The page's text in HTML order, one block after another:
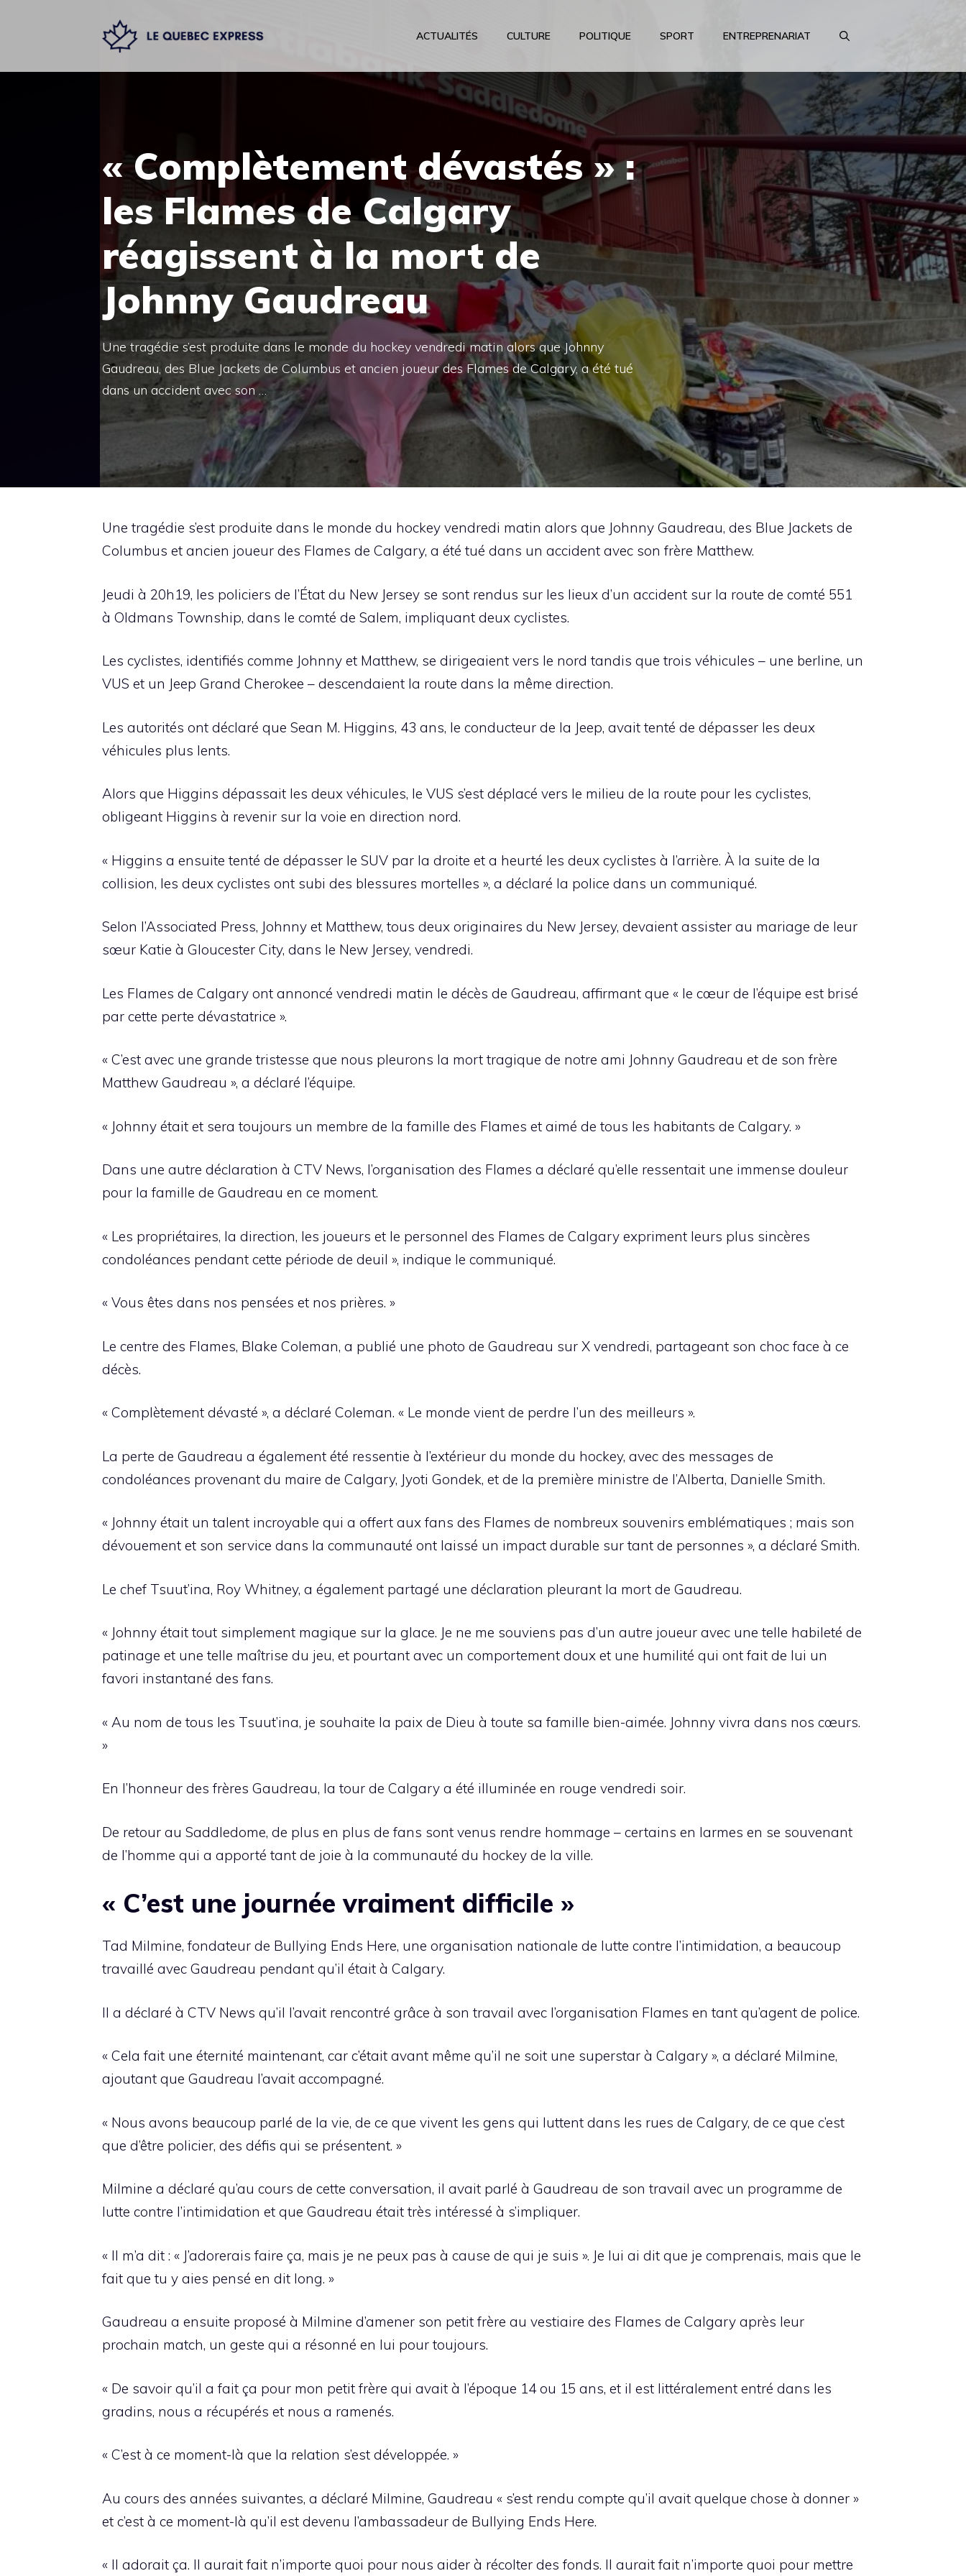
ACTUALITÉS CULTURE POLITIQUE SPORT ENTREPRENARIAT
« Complètement dévastés » :
les Flames de Calgary
réagissent à la mort de
Johnny Gaudreau
Une tragédie s’est produite dans le monde du hockey vendredi matin alors que Johnny
Gaudreau, des Blue Jackets de Columbus et ancien joueur des Flames de Calgary, a été tué
dans un accident avec son …
Une tragédie s’est produite dans le monde du hockey vendredi matin alors que Johnny Gaudreau, des Blue Jackets de
Columbus et ancien joueur des Flames de Calgary, a été tué dans un accident avec son frère Matthew.
Jeudi à 20h19, les policiers de l’État du New Jersey se sont rendus sur les lieux d’un accident sur la route de comté 551
à Oldmans Township, dans le comté de Salem, impliquant deux cyclistes.
Les cyclistes, identifiés comme Johnny et Matthew, se dirigeaient vers le nord tandis que trois véhicules – une berline, un
VUS et un Jeep Grand Cherokee – descendaient la route dans la même direction.
Les autorités ont déclaré que Sean M. Higgins, 43 ans, le conducteur de la Jeep, avait tenté de dépasser les deux
véhicules plus lents.
Alors que Higgins dépassait les deux véhicules, le VUS s’est déplacé vers le milieu de la route pour les cyclistes,
obligeant Higgins à revenir sur la voie en direction nord.
« Higgins a ensuite tenté de dépasser le SUV par la droite et a heurté les deux cyclistes à l’arrière. À la suite de la
collision, les deux cyclistes ont subi des blessures mortelles », a déclaré la police dans un communiqué.
Selon l’Associated Press, Johnny et Matthew, tous deux originaires du New Jersey, devaient assister au mariage de leur
sœur Katie à Gloucester City, dans le New Jersey, vendredi.
Les Flames de Calgary ont annoncé vendredi matin le décès de Gaudreau, affirmant que « le cœur de l’équipe est brisé
par cette perte dévastatrice ».
« C’est avec une grande tristesse que nous pleurons la mort tragique de notre ami Johnny Gaudreau et de son frère
Matthew Gaudreau », a déclaré l’équipe.
« Johnny était et sera toujours un membre de la famille des Flames et aimé de tous les habitants de Calgary. »
Dans une autre déclaration à CTV News, l’organisation des Flames a déclaré qu’elle ressentait une immense douleur
pour la famille de Gaudreau en ce moment.
« Les propriétaires, la direction, les joueurs et le personnel des Flames de Calgary expriment leurs plus sincères
condoléances pendant cette période de deuil », indique le communiqué.
« Vous êtes dans nos pensées et nos prières. »
Le centre des Flames, Blake Coleman, a publié une photo de Gaudreau sur X vendredi, partageant son choc face à ce
décès.
« Complètement dévasté », a déclaré Coleman. « Le monde vient de perdre l’un des meilleurs ».
La perte de Gaudreau a également été ressentie à l’extérieur du monde du hockey, avec des messages de
condoléances provenant du maire de Calgary, Jyoti Gondek, et de la première ministre de l’Alberta, Danielle Smith.
« Johnny était un talent incroyable qui a offert aux fans des Flames de nombreux souvenirs emblématiques ; mais son
dévouement et son service dans la communauté ont laissé un impact durable sur tant de personnes », a déclaré Smith.
Le chef Tsuut’ina, Roy Whitney, a également partagé une déclaration pleurant la mort de Gaudreau.
« Johnny était tout simplement magique sur la glace. Je ne me souviens pas d’un autre joueur avec une telle habileté de
patinage et une telle maîtrise du jeu, et pourtant avec un comportement doux et une humilité qui ont fait de lui un
favori instantané des fans.
« Au nom de tous les Tsuut’ina, je souhaite la paix de Dieu à toute sa famille bien-aimée. Johnny vivra dans nos cœurs.
»
En l’honneur des frères Gaudreau, la tour de Calgary a été illuminée en rouge vendredi soir.
De retour au Saddledome, de plus en plus de fans sont venus rendre hommage – certains en larmes en se souvenant
de l’homme qui a apporté tant de joie à la communauté du hockey de la ville.
« C’est une journée vraiment difficile »
Tad Milmine, fondateur de Bullying Ends Here, une organisation nationale de lutte contre l’intimidation, a beaucoup
travaillé avec Gaudreau pendant qu’il était à Calgary.
Il a déclaré à CTV News qu’il l’avait rencontré grâce à son travail avec l’organisation Flames en tant qu’agent de police.
« Cela fait une éternité maintenant, car c’était avant même qu’il ne soit une superstar à Calgary », a déclaré Milmine,
ajoutant que Gaudreau l’avait accompagné.
« Nous avons beaucoup parlé de la vie, de ce que vivent les gens qui luttent dans les rues de Calgary, de ce que c’est
que d’être policier, des défis qui se présentent. »
Milmine a déclaré qu’au cours de cette conversation, il avait parlé à Gaudreau de son travail avec un programme de
lutte contre l’intimidation et que Gaudreau était très intéressé à s’impliquer.
« Il m’a dit : « J’adorerais faire ça, mais je ne peux pas à cause de qui je suis ». Je lui ai dit que je comprenais, mais que le
fait que tu y aies pensé en dit long. »
Gaudreau a ensuite proposé à Milmine d’amener son petit frère au vestiaire des Flames de Calgary après leur
prochain match, un geste qui a résonné en lui pour toujours.
« De savoir qu’il a fait ça pour mon petit frère qui avait à l’époque 14 ou 15 ans, et il est littéralement entré dans les
gradins, nous a récupérés et nous a ramenés.
« C’est à ce moment-là que la relation s’est développée. »
Au cours des années suivantes, a déclaré Milmine, Gaudreau « s’est rendu compte qu’il avait quelque chose à donner »
et c’est à ce moment-là qu’il est devenu l’ambassadeur de Bullying Ends Here.
« Il adorait ça. Il aurait fait n’importe quoi pour nous aider à récolter des fonds. Il aurait fait n’importe quoi pour mettre